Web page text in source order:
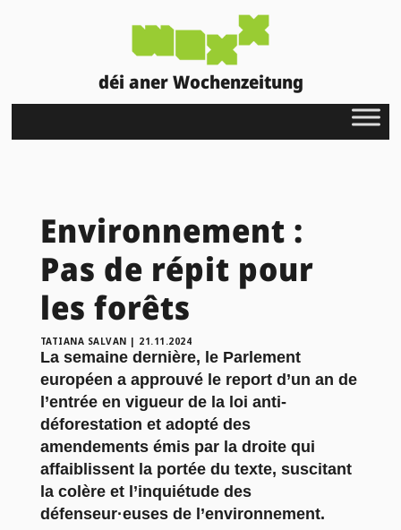
déi aner Wochenzeitung
Environnement :
Pas de répit pour
les forêts
TATIANA SALVAN | 21.11.2024
La semaine dernière, le Parlement
européen a approuvé le report d’un an de
l’entrée en vigueur de la loi anti-
déforestation et adopté des
amendements émis par la droite qui
affaiblissent la portée du texte, suscitant
la colère et l’inquiétude des
défenseur·euses de l’environnement.